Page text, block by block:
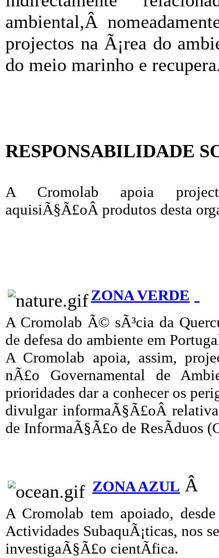
ambiental,Â
projectos na Ã¡rea do
do meio marinho e
RESPONSABILIDADE
A Cromolab apoia
aquisiÃ§Ã£oÂ produtos desta
ZONA VERDE
A Cromolab Ã© sÃ³cia da
de defesa do ambiente em
A Cromolab apoia, assim,
nÃ£o Governamental de
prioridades dar a conhecer os
divulgar informaÃ§Ã£oÂ
de InformaÃ§Ã£o de ResÃ­duos
ZONA AZUL Â
A Cromolab tem apoiado,
Actividades SubaquÃ¡ticas, nos
investigaÃ§Ã£o cientÃ­fica.